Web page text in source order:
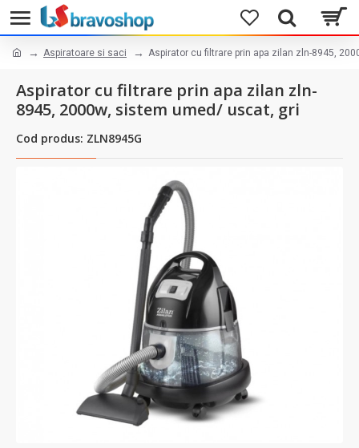
Aspiratoare si saci Aspirator cu filtrare prin apa zilan zln-8945,
Aspirator cu filtrare prin apa zilan zln-
8945, 2000w, sistem umed/ uscat, gri
Cod produs: ZLN8945G